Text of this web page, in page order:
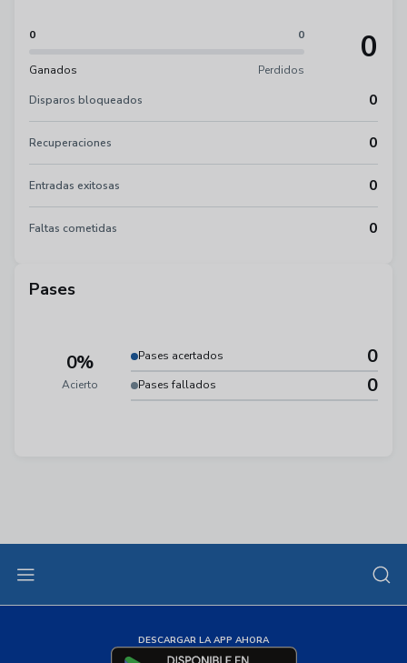
0 0
Ganados Perdidos
0
Disparos bloqueados 0
Recuperaciones 0
Entradas exitosas 0
Faltas cometidas 0
Pases
0%
Acierto
Pases acertados 0
Pases fallados 0
DESCARGAR LA APP AHORA